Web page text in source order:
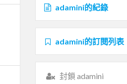
adamini的紀錄
adamini的訂閱列表
封鎖 adamini